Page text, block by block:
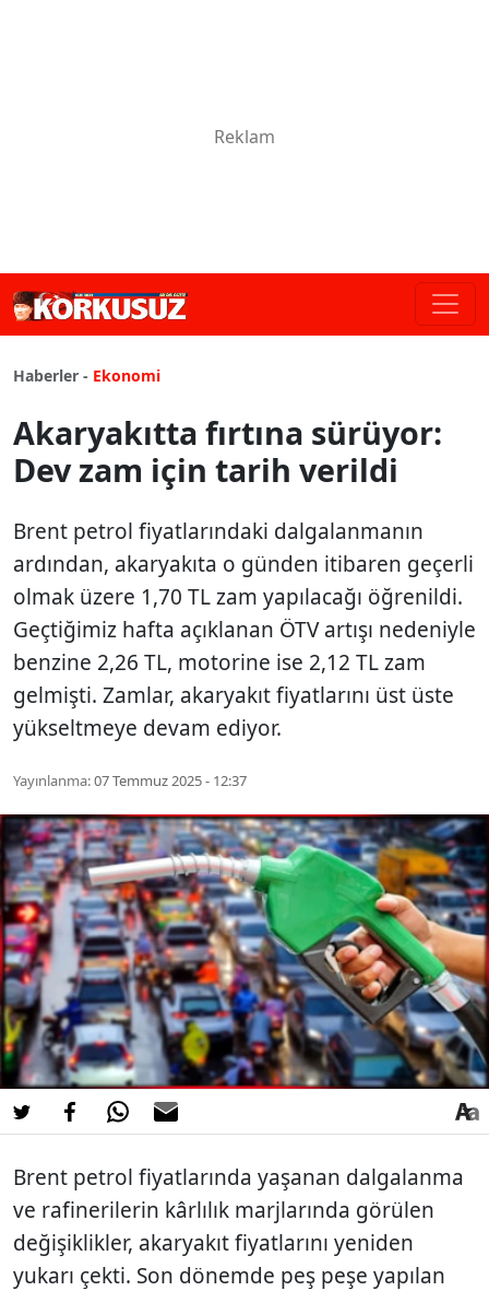
Haberler - Ekonomi
Akaryakıtta fırtına sürüyor:
Dev zam için tarih verildi
Brent petrol fiyatlarındaki dalgalanmanın
ardından, akaryakıta o günden itibaren geçerli
olmak üzere 1,70 TL zam yapılacağı öğrenildi.
Geçtiğimiz hafta açıklanan ÖTV artışı nedeniyle
benzine 2,26 TL, motorine ise 2,12 TL zam
gelmişti. Zamlar, akaryakıt fiyatlarını üst üste
yükseltmeye devam ediyor.
Yayınlanma:07 Temmuz 2025 - 12:37
Brent petrol fiyatlarında yaşanan dalgalanma
ve rafinerilerin kârlılık marjlarında görülen
değişiklikler, akaryakıt fiyatlarını yeniden
yukarı çekti. Son dönemde peş peşe yapılan